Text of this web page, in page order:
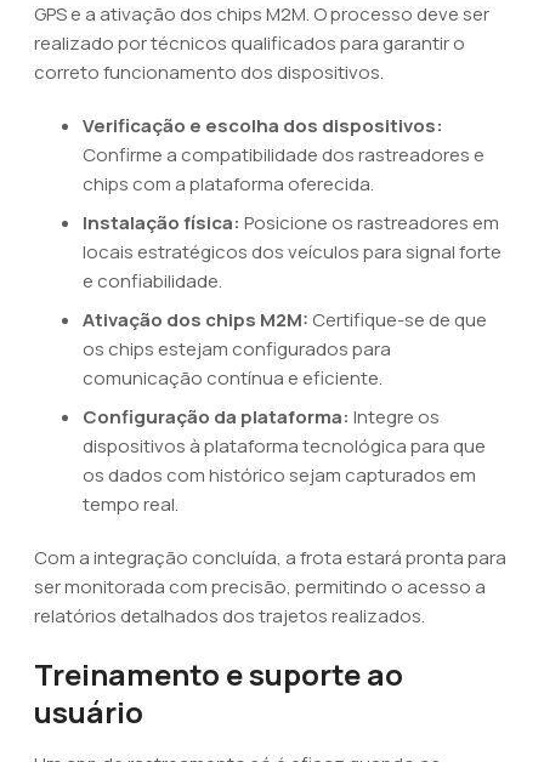
GPS e a ativação dos chips M2M. O processo deve ser
realizado por técnicos qualificados para garantir o
correto funcionamento dos dispositivos.
Verificação e escolha dos dispositivos:
Confirme a compatibilidade dos rastreadores e
chips com a plataforma oferecida.
Instalação física: Posicione os rastreadores em
locais estratégicos dos veículos para signal forte
e confiabilidade.
Ativação dos chips M2M: Certifique-se de que
os chips estejam configurados para
comunicação contínua e eficiente.
Configuração da plataforma: Integre os
dispositivos à plataforma tecnológica para que
os dados com histórico sejam capturados em
tempo real.
Com a integração concluída, a frota estará pronta para
ser monitorada com precisão, permitindo o acesso a
relatórios detalhados dos trajetos realizados.
Treinamento e suporte ao
usuário